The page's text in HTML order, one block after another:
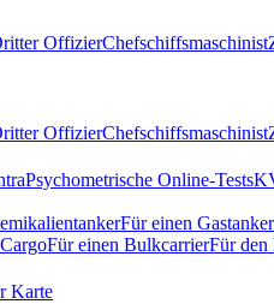
OffizierChefschiffsmaschinist
OffizierChefschiffsmaschinist
Psychometrische Online-Tests
Für einen Gastanker
Für einen BulkcarrierFür den
Karte